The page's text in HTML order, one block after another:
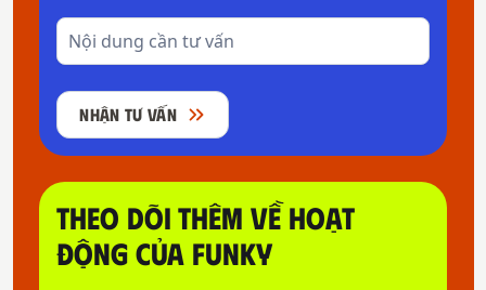
NHẬN TƯ VẤN
THEO DÕI THÊM VỀ HOẠT
ĐỘNG CỦA FUNKY